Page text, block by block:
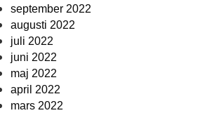
september 2022
augusti 2022
juli 2022
juni 2022
maj 2022
april 2022
mars 2022